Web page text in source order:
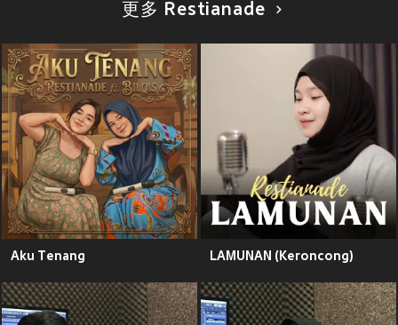
更多 Restianade
Aku Tenang LAMUNAN (Keroncong)